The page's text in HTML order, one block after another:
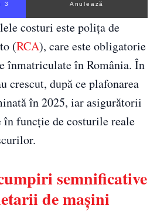
3 Anulează
costuri este polița de
(RCA), care este obligatorie
înmatriculate în România. În
crescut, după ce plafonarea
în 2025, iar asigurătorii
în funcție de costurile reale
semnificative
de mașini